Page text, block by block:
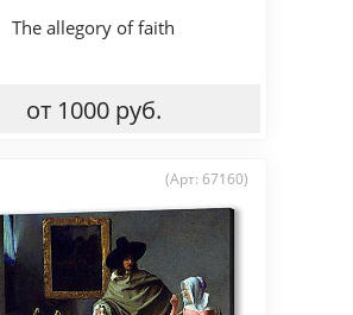
The allegory of faith
от 1000 руб.
(Арт: 67160)